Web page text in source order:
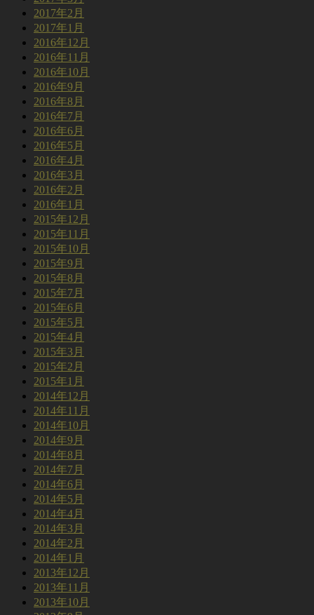
2017年2月
2017年1月
2016年12月
2016年11月
2016年10月
2016年9月
2016年8月
2016年7月
2016年6月
2016年5月
2016年4月
2016年3月
2016年2月
2016年1月
2015年12月
2015年11月
2015年10月
2015年9月
2015年8月
2015年7月
2015年6月
2015年5月
2015年4月
2015年3月
2015年2月
2015年1月
2014年12月
2014年11月
2014年10月
2014年9月
2014年8月
2014年7月
2014年6月
2014年5月
2014年4月
2014年3月
2014年2月
2014年1月
2013年12月
2013年11月
2013年10月